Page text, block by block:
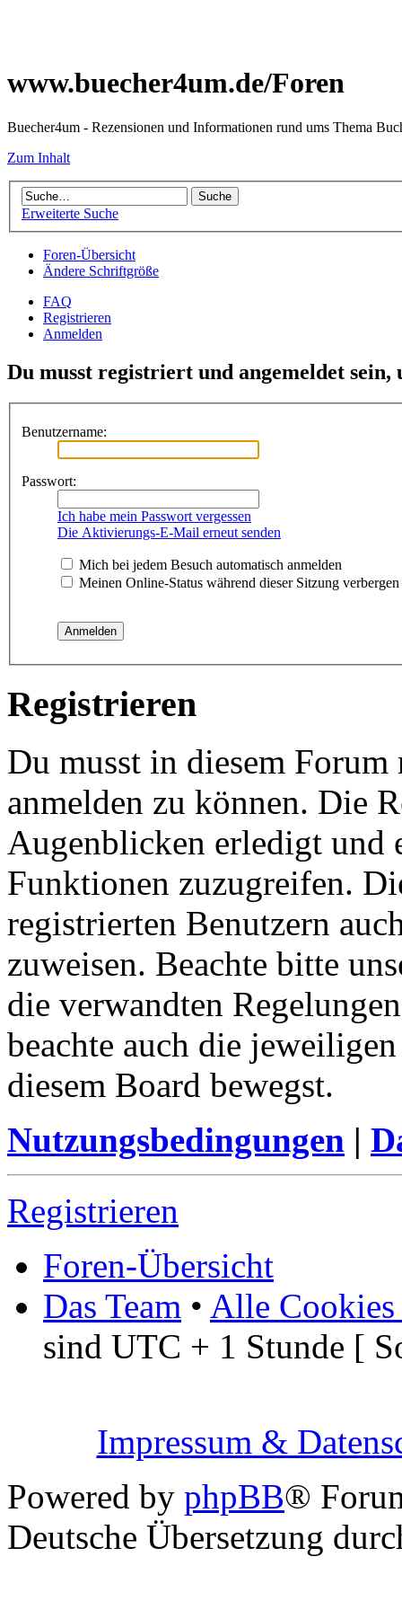
www.buecher4um.de/Foren
Buecher4um - Rezensionen und Informationen rund ums Thema
Zum Inhalt
Erweiterte Suche
Foren-Übersicht
Ändere Schriftgröße
FAQ
Registrieren
Anmelden
Du musst registriert und angemeldet
Benutzername:
Passwort:
Ich habe mein Passwort vergessen
Die Aktivierungs-E-Mail erneut senden
Mich bei jedem Besuch automatisch anmelden
Meinen Online-Status während dieser Sitzung verbergen
Registrieren
Du musst in diesem
anmelden zu können. Die
Augenblicken erledigt und
Funktionen zuzugreifen.
registrierten Benutzern
zuweisen. Beachte bitte
die verwandten
beachte auch die
diesem Board bewegst.
Nutzungsbedingungen |
Registrieren
Foren-Übersicht
Das Team • Alle Cookies
sind UTC + 1 Stunde [
Impressum &
Powered by phpBB®
Deutsche Übersetzung